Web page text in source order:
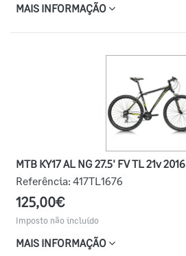
MAIS INFORMAÇÃO
MTB KY17 AL NG 27.5' FV TL 21v 2016
Referência: 417TL1676
125,00€
Imposto não incluído
MAIS INFORMAÇÃO